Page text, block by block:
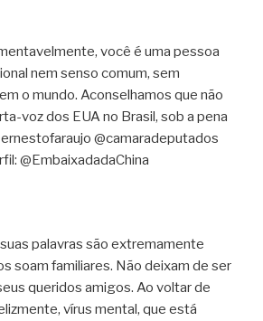
você é uma pessoa
nem senso comum, sem
o mundo. Aconselhamos que não
voz dos EUA no Brasil, sob a pena
@camaradeputados
@EmbaixadadaChina
palavras são extremamente
soam familiares. Não deixam de ser
queridos amigos. Ao voltar de
vírus mental, que está